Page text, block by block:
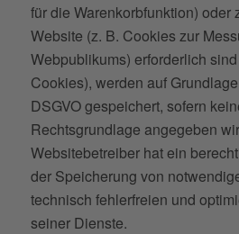
für die Warenkorbfunktion) oder
Website (z. B. Cookies zur
Webpublikums) erforderlich
Cookies), werden auf
DSGVO gespeichert, sofern
Rechtsgrundlage angegeben
Websitebetreiber hat ein
der Speicherung von
technisch fehlerfreien und
seiner Dienste.